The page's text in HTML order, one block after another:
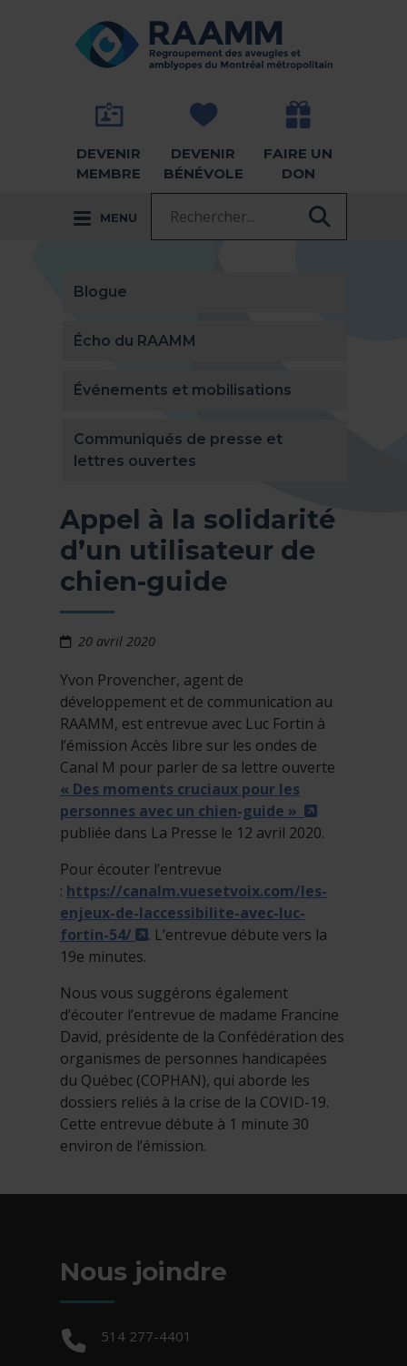
RETOUR À LA PAGE D'ACCUEIL -
DEVENIR
MEMBRE
DEVENIR
BÉNÉVOLE
FAIRE UN
DON
MENU
Blogue
Écho du RAAMM
Événements et mobilisations
Communiqués de presse et
lettres ouvertes
Appel à la solidarité
d’un utilisateur de
chien-guide
20 avril 2020
Yvon Provencher, agent de
développement et de communication au
RAAMM, est entrevue avec Luc Fortin à
l’émission Accès libre sur les ondes de
Canal M pour parler de sa lettre ouverte
« Des moments cruciaux pour les
personnes avec un chien-guide »
- Cet
publiée dans La Presse le 12 avril 2020.
Pour écouter l’entrevue
: https://canalm.vuesetvoix.com/les-
enjeux-de-laccessibilite-avec-luc-
fortin-54/
- Cet hyperlien s'ouvrira dans une
. L’entrevue débute vers la
19e minutes.
Nous vous suggérons également
d’écouter l’entrevue de madame Francine
David, présidente de la Confédération des
organismes de personnes handicapées
du Québec (COPHAN), qui aborde les
dossiers reliés à la crise de la COVID-19.
Cette entrevue débute à 1 minute 30
environ de l’émission.
Nous joindre
Téléphone :
514 277-4401